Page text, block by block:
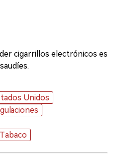
cigarrillos electrónicos es
Unidos